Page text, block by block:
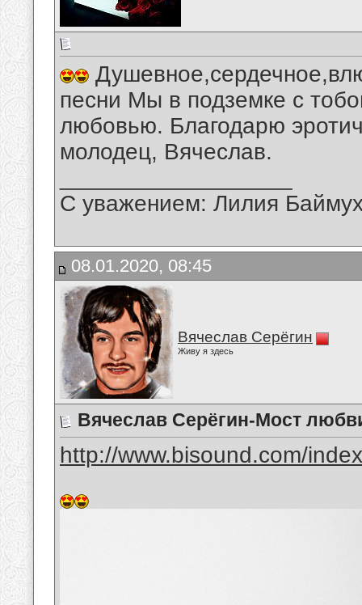
песни Мы в подземке с
любовью. Благодарю
молодец, Вячеслав.
С уважением: Лилия
08.01.2020, 08:45
Вячеслав Серёгин
Живу я здесь
Вячеслав Серёгин-Мост
http://www.bisound.com/